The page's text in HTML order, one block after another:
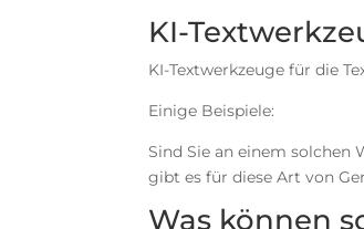
KI-
KI-Textwerkzeuge für die
Einige Beispiele:
Sind Sie an einem solchen
gibt es für diese Art von
Was können